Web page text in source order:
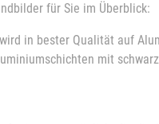
für Sie im Überblick:
in bester Qualität auf
mit